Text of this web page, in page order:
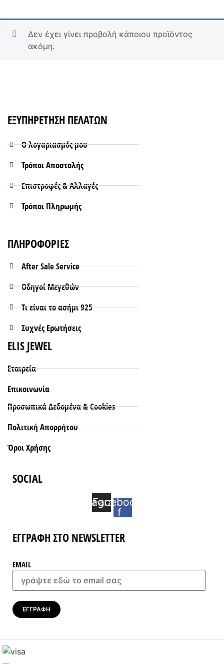
Δεν έχει γίνει προβολή κάποιου προϊόντος
ακόμη.
ΕΞΥΠΗΡΕΤΗΣΗ ΠΕΛΑΤΩΝ
Ο λογαριασμός μου
Τρόποι Aποστολής
Επιστροφές & Αλλαγές
Τρόποι Πληρωμής
ΠΛΗΡΟΦΟΡΙΕΣ
After Sale Service
Οδηγοί Μεγεθών
Τι είναι το ασήμι 925
Συχνές Ερωτήσεις
ELIS JEWEL
Εταιρεία
Επικοινωνία
Προσωπικά Δεδομένα & Cookies
Πολιτική Απορρήτου
Όροι Xρήσης
SOCIAL
Instagram
Facebook-
f
ΕΓΓΡΑΦΗ ΣΤΟ NEWSLETTER
EMAIL
ΕΓΓΡΑΦΗ